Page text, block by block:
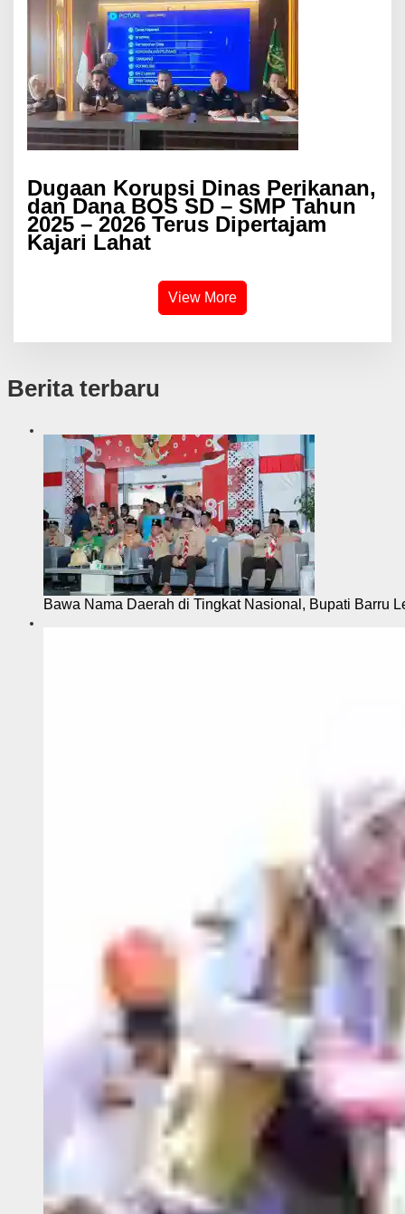
Dugaan Korupsi Dinas Perikanan,
dan Dana BOS SD – SMP Tahun
2025 – 2026 Terus Dipertajam
Kajari Lahat
View More
Berita terbaru
Bawa Nama Daerah di Tingkat Nasional, Bupati Barru